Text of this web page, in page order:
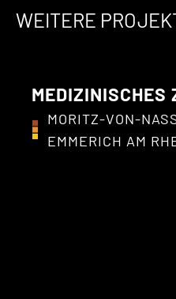
WEITERE
MEDIZINISCHES
MORITZ-VON-
MMERICH AM